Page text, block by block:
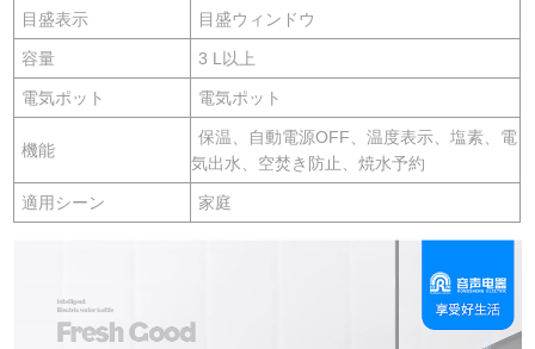
目盛表示 目盛ウィンドウ
容量 3 L以上
電気ポット 電気ポット
機能
保温、自動電源OFF、温度表示、塩素、電
気出水、空焚き防止、焼水予約
適用シーン 家庭